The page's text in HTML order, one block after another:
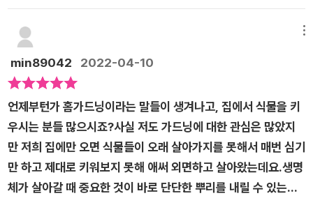
에 대한 것과 적절한 사용법도 도움이 된다. 텃밭을 하며 몰랐던
사실도 알게 되고 내가 거름을 충분히 주지 않았었다는 사실도 깨
닫게 되었다. 이 책을 읽는 것만으로도 흙과 비료에 대해 궁금했
던 점들을 알게 되어 기뻤다. 올해 텃밭농사를 이제 시작한다.흙
을 밟으며 흙이 내게 건네는 이야기에 귀 귀울여본다.자주 들여
다보며 부족한 부분을 채워가야겠다.흙을 뚫고 쏘옥 고개를 내민
마늘을 보며 또 나올 싹들을 생각해본다.봄식탁에 올라올 맛있는
채소를 기대하니 입맛이 돈다. 텃밭을 놀이터 삼아 신나하는 아
이를 보며 올해도 그렇게 텃밭으로 나간다.
서도 나와있다는 것을 알게되었고, 읽어봐도 좋겠구나 생각했다.
하지만, 기대하지 않았다. (개인적으로 일본저자의 책들이 좀...
괴리감이 느껴질 때가 있어서다.)​ 하지만, 이 책은 달랐다. 뭐랄
(떼알구조, 입단구조)이라던가 보비력이라던가 조금은 전문적인
용어를 사용해주면서도 문장이 어렵지 않다. 그래서 아무나 읽을
수 있을 책. 특히 밭이나 화단을 꾸미는 사람들에게 말이다. 그리
고 나에게 더 매력적으로 다가왔던것은 양이온 교환용량(CEC)
에 대해 설명이 있어 오히려 흙에 대해 더 잘 이해할 수 있는 기회
min89042 2022-04-10
언제부턴가 홈가드닝이라는 말들이 생겨나고, 집에서 식물을 키
우시는 분들 많으시죠?사실 저도 가드닝에 대한 관심은 많았지
만 저희 집에만 오면 식물들이 오래 살아가지를 못해서 매번 심기
만 하고 제대로 키워보지 못해 애써 외면하고 살아왔는데요.생명
체가 살아갈 때 중요한 것이 바로 단단한 뿌리를 내릴 수 있는